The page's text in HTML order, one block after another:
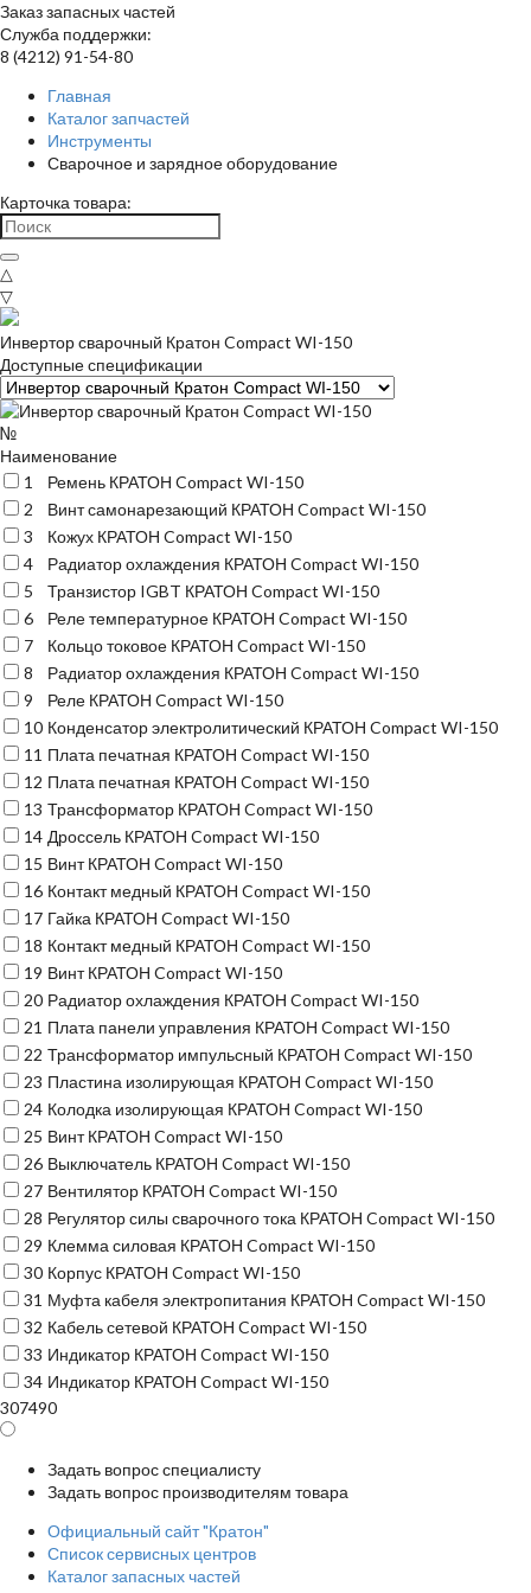
Заказ запасных частей
Служба поддержки:
8 (4212) 91-54-80
Главная
Каталог запчастей
Инструменты
Сварочное и зарядное оборудование
Карточка товара:
△
▽
Инвертор сварочный Кратон Compact WI-150
Доступные спецификации
№
Наименование
1
Ремень КРАТОН Compact WI-150
2
Винт самонарезающий КРАТОН Compact WI-150
3
Кожух КРАТОН Compact WI-150
4
Радиатор охлаждения КРАТОН Compact WI-150
5
Транзистор IGBT КРАТОН Compact WI-150
6
Реле температурное КРАТОН Compact WI-150
7
Кольцо токовое КРАТОН Compact WI-150
8
Радиатор охлаждения КРАТОН Compact WI-150
9
Реле КРАТОН Compact WI-150
10 Конденсатор электролитический КРАТОН Compact WI-150
11 Плата печатная КРАТОН Compact WI-150
12 Плата печатная КРАТОН Compact WI-150
13 Трансформатор КРАТОН Compact WI-150
14 Дроссель КРАТОН Compact WI-150
15 Винт КРАТОН Compact WI-150
16 Контакт медный КРАТОН Compact WI-150
17 Гайка КРАТОН Compact WI-150
18 Контакт медный КРАТОН Compact WI-150
19 Винт КРАТОН Compact WI-150
20 Радиатор охлаждения КРАТОН Compact WI-150
21 Плата панели управления КРАТОН Compact WI-150
22 Трансформатор импульсный КРАТОН Compact WI-150
23 Пластина изолирующая КРАТОН Compact WI-150
24 Колодка изолирующая КРАТОН Compact WI-150
25 Винт КРАТОН Compact WI-150
26 Выключатель КРАТОН Compact WI-150
27 Вентилятор КРАТОН Compact WI-150
28 Регулятор силы сварочного тока КРАТОН Compact WI-150
29 Клемма силовая КРАТОН Compact WI-150
30 Корпус КРАТОН Compact WI-150
31 Муфта кабеля электропитания КРАТОН Compact WI-150
32 Кабель сетевой КРАТОН Compact WI-150
33 Индикатор КРАТОН Compact WI-150
34 Индикатор КРАТОН Compact WI-150
307490
Задать вопрос специалисту
Задать вопрос производителям товара
Официальный сайт "Кратон"
Список сервисных центров
Каталог запасных частей